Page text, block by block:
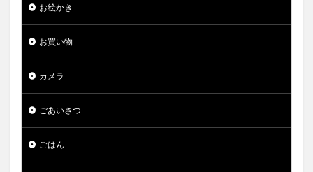
お絵かき
お買い物
カメラ
ごあいさつ
ごはん